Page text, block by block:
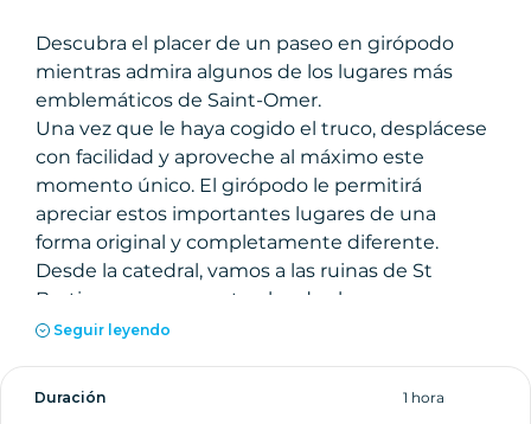
Descubra el placer de un paseo en girópodo
mientras admira algunos de los lugares más
emblemáticos de Saint-Omer.
Una vez que le haya cogido el truco, desplácese
con facilidad y aproveche al máximo este
momento único. El girópodo le permitirá
apreciar estos importantes lugares de una
forma original y completamente diferente.
Desde la catedral, vamos a las ruinas de St
Bertin, que representan los dos lugares
históricos más importantes de St Omer.
Seguir leyendo
Duración 1 hora